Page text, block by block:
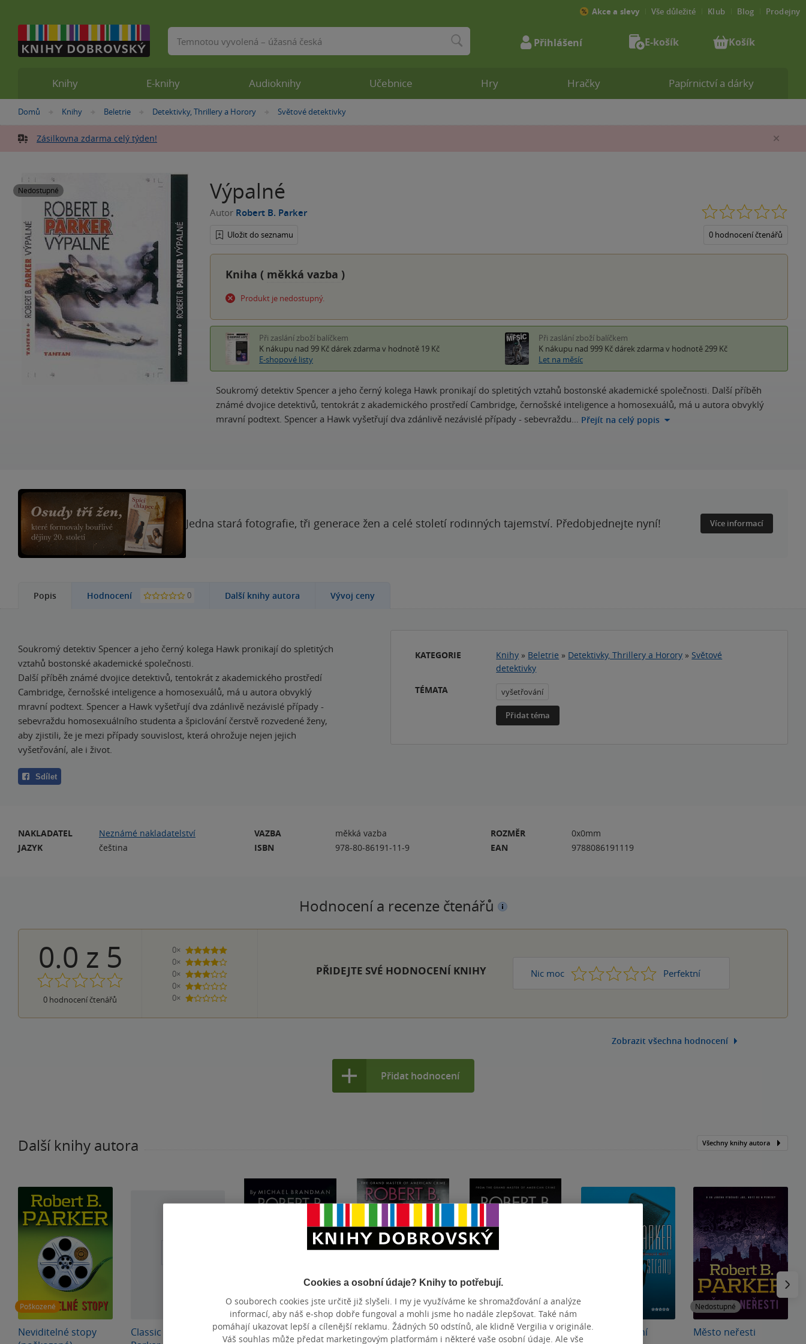
Nacházíte
zde:
Domů »
Knihy »
Beletrie »
Detektivky, Thrillery a Horory »
Světové detektivky
Zásilkovna zdarma celý týden!
Nedostupné Výpalné
Autor Robert B. Parker
Uložit do seznamu 0 hodnocení čtenářů
Kniha ( měkká vazba )
Produkt je nedostupný.
Při zaslání zboží balíčkem
K nákupu nad 99 Kč dárek zdarma v hodnotě 19 Kč
E-shopové listy
Při zaslání zboží balíčkem
K nákupu nad 999 Kč dárek zdarma v hodnotě 299 Kč
Let na měsíc
Soukromý detektiv Spencer a jeho černý kolega Hawk pronikají do spletitých vztahů bostonské akademické společnosti. Další příběh
známé dvojice detektivů, tentokrát z akademického prostředí Cambridge, černošské inteligence a homosexuálů, má u autora obvyklý
mravní podtext. Spencer a Hawk vyšetřují dva zdánlivě nezávislé případy - sebevraždu… Přejít na celý popis
Jedna stará fotografie, tři generace žen a celé století rodinných tajemství. Předobjednejte nyní! Více informací
Popis Hodnocení 0 Další knihy autora Vývoj ceny
Soukromý detektiv Spencer a jeho černý kolega Hawk pronikají do spletitých
vztahů bostonské akademické společnosti.
Další příběh známé dvojice detektivů, tentokrát z akademického prostředí
Cambridge, černošské inteligence a homosexuálů, má u autora obvyklý
mravní podtext. Spencer a Hawk vyšetřují dva zdánlivě nezávislé případy -
sebevraždu homosexuálního studenta a špiclování čerstvě rozvedené ženy,
aby zjistili, že je mezi případy souvislost, která ohrožuje nejen jejich
vyšetřování, ale i život.
Sdílet
KATEGORIE Knihy » Beletrie » Detektivky, Thrillery a Horory » Světové
detektivky
TÉMATA
vyšetřování
Přidat téma
NAKLADATEL
Neznámé nakladatelství
JAZYK
čeština
VAZBA
měkká vazba
ISBN
978-80-86191-11-9
ROZMĚR
0x0mm
EAN
9788086191119
Hodnocení a recenze čtenářů
0.0 z 5
0 hodnocení čtenářů
0×
5 hvězdiček
0×
4 hvězdičky
0×
3 hvězdičky
0×
2 hvězdičky
0×
1 hvezdička
PŘIDEJTE SVÉ HODNOCENÍ KNIHY Nic moc 1 2 3 4 Perfektní
5
Zobrazit všechna hodnocení
Přidat hodnocení
Další knihy autora Všechny knihy autora
Poškozené
Neviditelné stopy
Classic Robert B.
Robert B. Parker''s
Split Image Night and Day
Vražda z titulní
Nedostupné
Město neřesti
Knihy E-knihy Audioknihy Učebnice Hry Hračky Papírnictví a dárky
Akce a slevy Vše důležité Klub Blog Prodejny
Vyhledávání Přihlášení E-košík Košík
Cookies a osobní údaje? Knihy to potřebují.
O souborech cookies jste určitě již slyšeli. I my je využíváme ke shromažďování a analýze
informací, aby náš e-shop dobře fungoval a mohli jsme ho nadále zlepšovat. Také nám
pomáhají ukazovat lepší a cílenější reklamu. Žádných 50 odstínů, ale klidně Vergilia v originále.
Váš souhlas může předat marketingovým platformám i některé vaše osobní údaje. Ale vše